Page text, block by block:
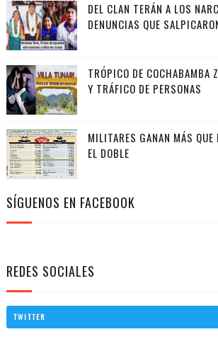
DEL CLAN TERÁN A LOS
DENUNCIAS QUE
TRÓPICO DE COCHABAMBA
Y TRÁFICO DE PERSONAS
MILITARES GANAN MÁS
EL DOBLE
SÍGUENOS EN FACEBOOK
REDES SOCIALES
TWITTER